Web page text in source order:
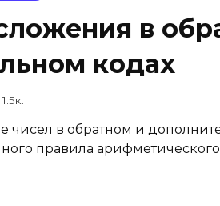
в
кодах
1.5к.
чисел в обратном и
правила